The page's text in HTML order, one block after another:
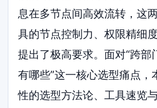
息在多节点间高效流转，这
具的节点控制力、权限精细
提出了极高要求。面对“跨部
有哪些”这一核心选型痛点，
性的选型方法论、工具速览